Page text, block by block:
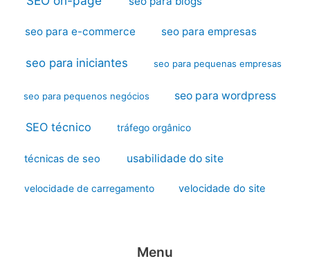
seo para e-commerce seo para empresas
seo para iniciantes seo para pequenas empresas
seo para pequenos negócios seo para wordpress
SEO técnico tráfego orgânico
técnicas de seo usabilidade do site
velocidade de carregamento velocidade do site
Menu